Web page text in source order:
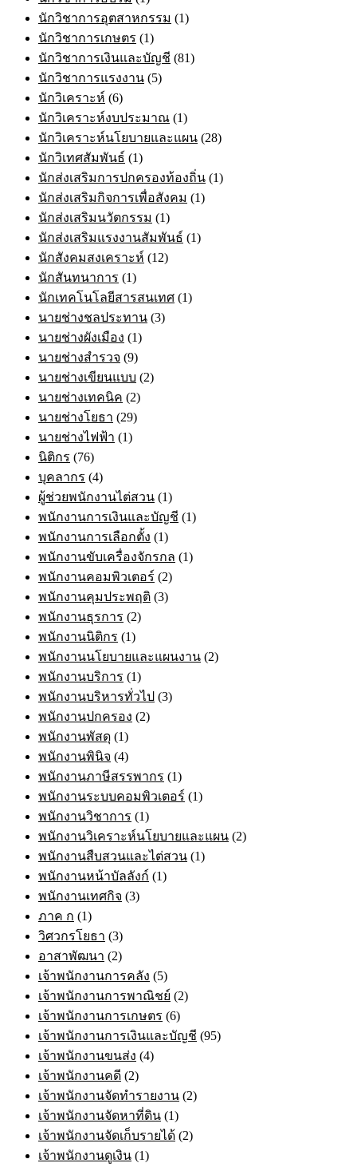
นักวิชาการอุตสาหกรรม (1)
นักวิชาการเกษตร (1)
นักวิชาการเงินและบัญชี (81)
นักวิชาการแรงงาน (5)
นักวิเคราะห์ (6)
นักวิเคราะห์งบประมาณ (1)
นักวิเคราะห์นโยบายและแผน (28)
นักวิเทศสัมพันธ์ (1)
นักส่งเสริมการปกครองท้องถิ่น (1)
นักส่งเสริมกิจการเพื่อสังคม (1)
นักส่งเสริมนวัตกรรม (1)
นักส่งเสริมแรงงานสัมพันธ์ (1)
นักสังคมสงเคราะห์ (12)
นักสันทนาการ (1)
นักเทคโนโลยีสารสนเทศ (1)
นายช่างชลประทาน (3)
นายช่างผังเมือง (1)
นายช่างสำรวจ (9)
นายช่างเขียนแบบ (2)
นายช่างเทคนิค (2)
นายช่างโยธา (29)
นายช่างไฟฟ้า (1)
นิติกร (76)
บุคลากร (4)
ผู้ช่วยพนักงานไต่สวน (1)
พนักงานการเงินและบัญชี (1)
พนักงานการเลือกตั้ง (1)
พนักงานขับเครื่องจักรกล (1)
พนักงานคอมพิวเตอร์ (2)
พนักงานคุมประพฤติ (3)
พนักงานธุรการ (2)
พนักงานนิติกร (1)
พนักงานนโยบายและแผนงาน (2)
พนักงานบริการ (1)
พนักงานบริหารทั่วไป (3)
พนักงานปกครอง (2)
พนักงานพัสดุ (1)
พนักงานพินิจ (4)
พนักงานภาษีสรรพากร (1)
พนักงานระบบคอมพิวเตอร์ (1)
พนักงานวิชาการ (1)
พนักงานวิเคราะห์นโยบายและแผน (2)
พนักงานสืบสวนและไต่สวน (1)
พนักงานหน้าบัลลังก์ (1)
พนักงานเทศกิจ (3)
ภาค ก (1)
วิศวกรโยธา (3)
อาสาพัฒนา (2)
เจ้าพนักงานการคลัง (5)
เจ้าพนักงานการพาณิชย์ (2)
เจ้าพนักงานการเกษตร (6)
เจ้าพนักงานการเงินและบัญชี (95)
เจ้าพนักงานขนส่ง (4)
เจ้าพนักงานคดี (2)
เจ้าพนักงานจัดทำรายงาน (2)
เจ้าพนักงานจัดหาที่ดิน (1)
เจ้าพนักงานจัดเก็บรายได้ (2)
เจ้าพนักงานดูเงิน (1)